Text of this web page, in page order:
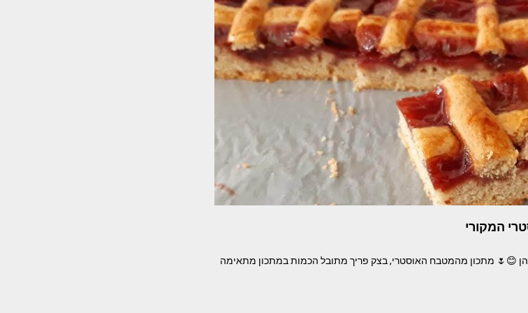
המקורי
כהן 😊🌷 מתכון מהמטבח האוסטרי, בצק פריך מתובל הכמות במתכון מתאימה